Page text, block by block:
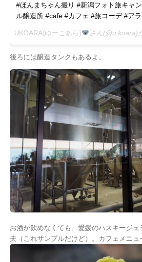
#ほんまちゃん撮り #新潟フォト旅キャ
ル醸造所 #cafe #カフェ #旅コーデ #ア
UKOARA(ゆーこあら) さん(@u.koara)
後ろには醸造タンクもあるよ。
お酒が飲めなくても、愛媛のハスキージ
夫（これサンプルだけど）。カフェメニュ